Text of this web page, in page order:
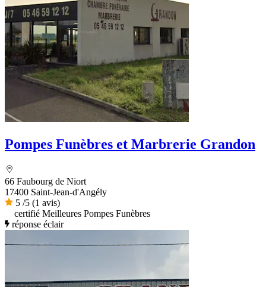
Pompes Funèbres et Marbrerie Grandon
66 Faubourg de Niort
17400 Saint-Jean-d'Angély
5 /5 (1 avis)
certifié Meilleures Pompes Funèbres
réponse éclair